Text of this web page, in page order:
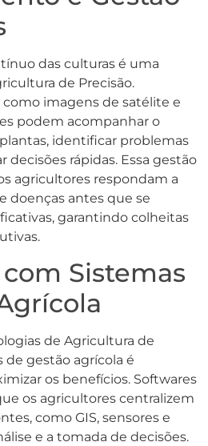
das culturas é uma
de Precisão.
imagens de satélite e
podem acompanhar o
identificar problemas
rápidas. Essa gestão
agricultores respondam a
doenças antes que se
garantindo colheitas
Sistemas
de Agricultura de
de gestão agrícola é
os benefícios. Softwares
os agricultores centralizem
como GIS, sensores e
e a tomada de decisões.